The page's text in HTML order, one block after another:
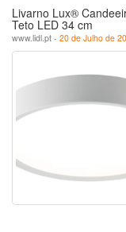
Livarno Lux®
Teto LED 34 cm
www.lidl.pt - 20 de Julho de